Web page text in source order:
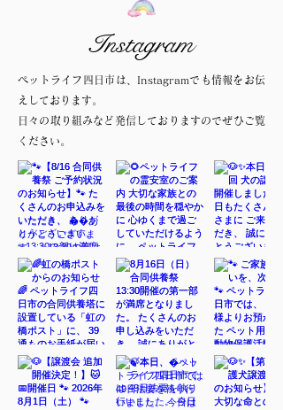
Instagram
ペットライフ四日市は、Instagramでも情報をお伝
えしております。
日々の取り組みなど発信しておりますのでぜひご覧
ください。